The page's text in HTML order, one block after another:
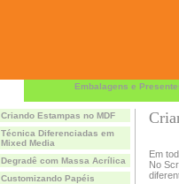
Embalagens e
Criando Estampas no MDF
Técnica Diferenciadas em
Mixed Media
Degradê com Massa Acrílica
Customizando Papéis
Em
No